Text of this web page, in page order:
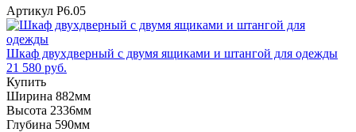
Артикул Р6.05
Шкаф двухдверный с двумя ящиками и штангой для одежды
21 580 руб.
Купить
Ширина 882мм
Высота 2336мм
Глубина 590мм